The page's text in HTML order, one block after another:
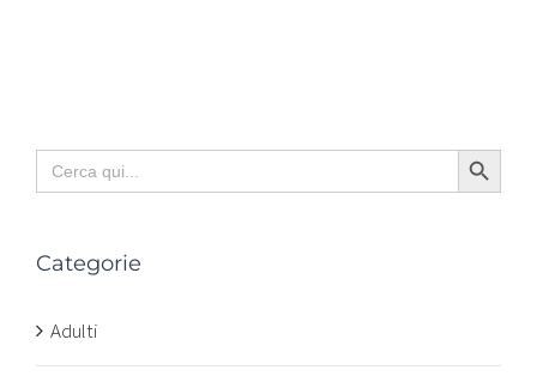
Search
for:
Search Button
Categorie
Adulti